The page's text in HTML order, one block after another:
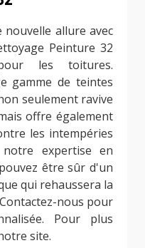
allure avec
Peinture 32
les toitures.
gamme de teintes
seulement ravive
offre également
les intempéries
expertise en
être sûr d'un
qui rehaussera la
nous pour
Pour plus
site.